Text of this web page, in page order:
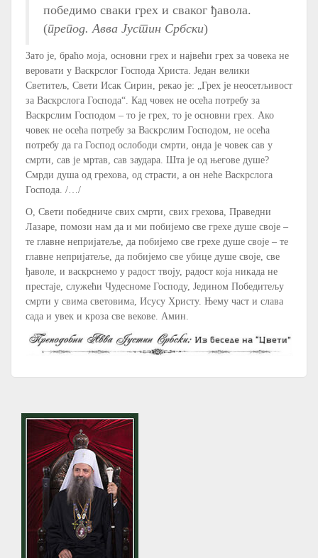
победимо сваки грех и сваког ђавола.
(препод. Авва Jустин Србски)
Зато је, браћо моја, основни грех и највећи грех за човека не
веровати у Васкрслог Господа Христа. Један велики
Светитељ, Свети Исак Сирин, рекао је: „Грех је неосетљивост
за Васкрслога Господа“. Кад човек не осећа потребу за
Васкрслим Господом – то је грех, то је основни грех. Ако
човек не осећа потребу за Васкрслим Господом, не осећа
потребу да га Господ ослободи смрти, онда је човек сав у
смрти, сав је мртав, сав заудара. Шта је од његове душе?
Смрди душа од грехова, од страсти, а он неће Васкрслога
Господа. /…/
О, Свети победниче свих смрти, свих грехова, Праведни
Лазаре, помози нам да и ми побијемо све грехе душе своје –
те главне непријатеље, да побијемо све грехе душе своје – те
главне непријатеље, да побијемо све убице душе своје, све
ђаволе, и васкрснемо у радост твоју, радост која никада не
престаје, служећи Чудесноме Господу, Једином Победитељу
смрти у свима световима, Исусу Христу. Њему част и слава
сада и увек и кроза све векове. Амин.